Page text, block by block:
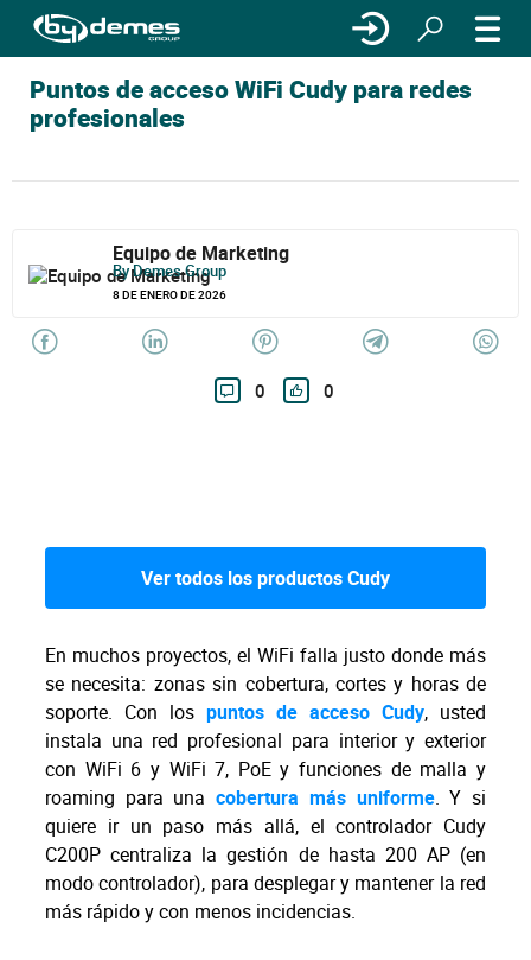
Puntos de acceso WiFi Cudy para redes
profesionales
Equipo de Marketing
By Demes Group
8 DE ENERO DE 2026
0 0
Ver todos los productos Cudy
En muchos proyectos, el WiFi falla justo donde más
se necesita: zonas sin cobertura, cortes y horas de
soporte. Con los puntos de acceso Cudy, usted
instala una red profesional para interior y exterior
con WiFi 6 y WiFi 7, PoE y funciones de malla y
roaming para unacobertura más uniforme. Y si
quiere ir un paso más allá, el controlador Cudy
C200P centraliza la gestión de hasta 200 AP (en
modo controlador), para desplegar y mantener la red
más rápido y con menos incidencias.